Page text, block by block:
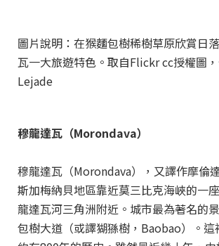
圖片說明：在猴麵包樹稀樹草原欣賞日
瓦一大旅遊特色。取自Flickr cc授權圖
Lejade
穆龍達瓦（Morondava）
穆龍達瓦（Morondava），又譯作摩倫
斯加梅納貝地區靠近莫三比克海峽的一
龍達瓦河三角洲附近。城市最為著名的
包樹大道（或譯猢猻樹，Baobao）。這